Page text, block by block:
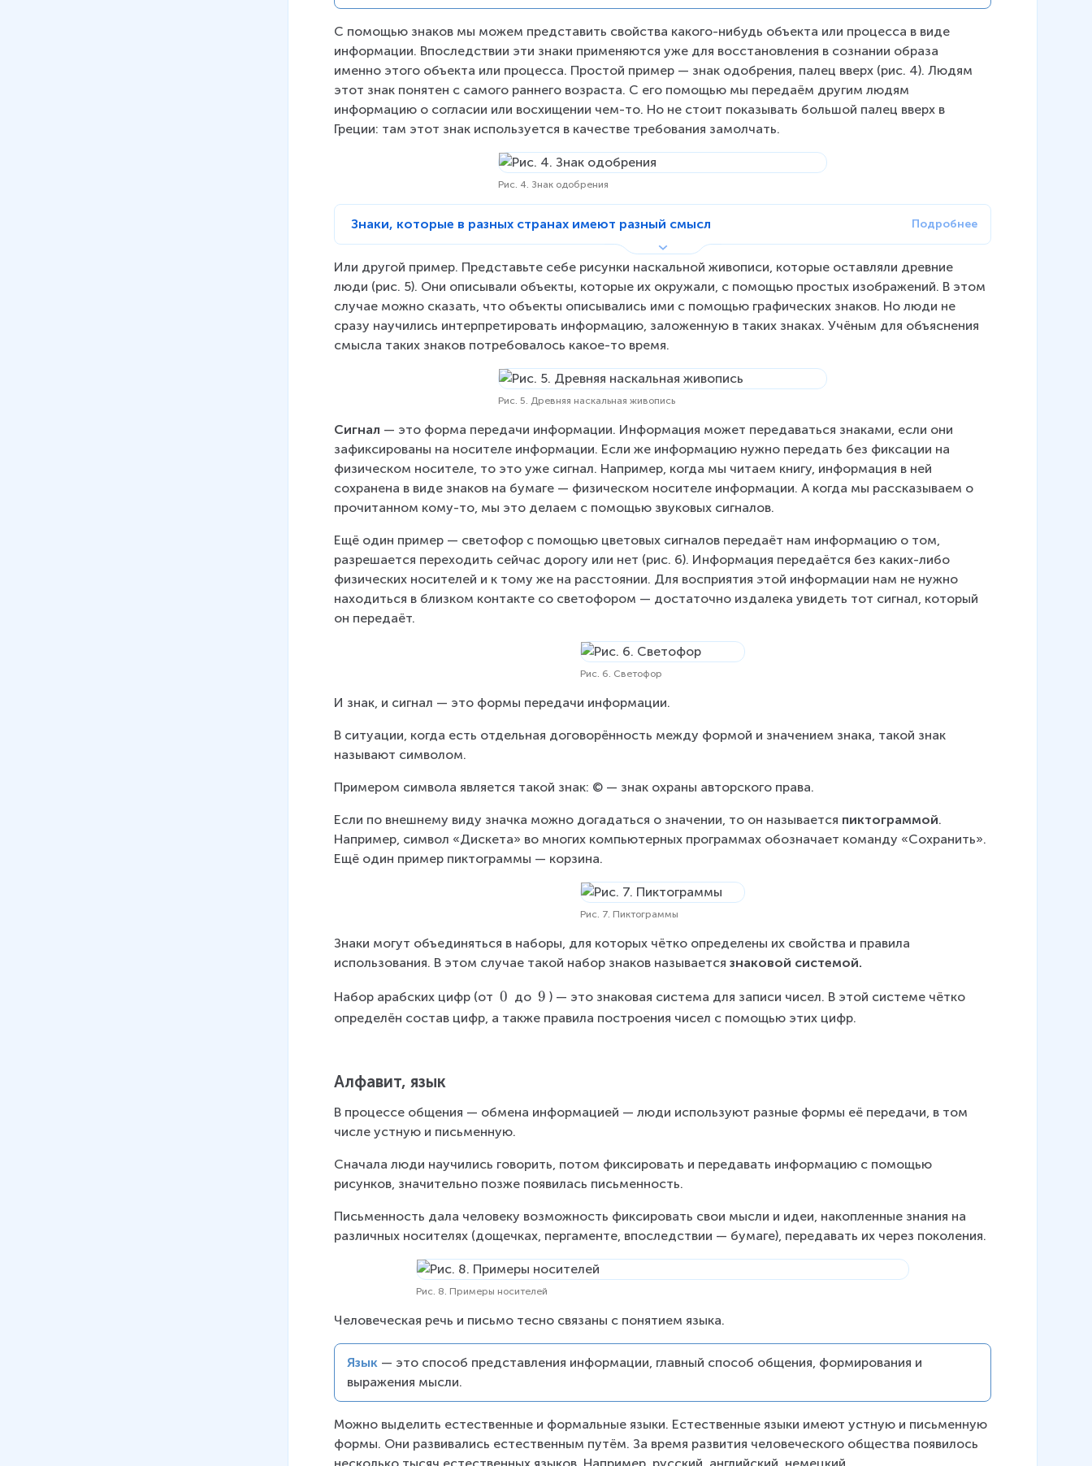
С помощью знаков мы можем представить свойства какого-нибудь объекта или процесса в виде
информации. Впоследствии эти знаки применяются уже для восстановления в сознании образа
именно этого объекта или процесса. Простой пример — знак одобрения, палец вверх (рис. 4). Людям
этот знак понятен с самого раннего возраста. С его помощью мы передаём другим людям
информацию о согласии или восхищении чем-то. Но не стоит показывать большой палец вверх в
Греции: там этот знак используется в качестве требования замолчать.
Рис. 4. Знак одобрения
Знаки, которые в разных странах имеют разный смысл
Или другой пример. Представьте себе рисунки наскальной живописи, которые оставляли древние
люди (рис. 5). Они описывали объекты, которые их окружали, с помощью простых изображений. В этом
случае можно сказать, что объекты описывались ими с помощью графических знаков. Но люди не
сразу научились интерпретировать информацию, заложенную в таких знаках. Учёным для объяснения
смысла таких знаков потребовалось какое-то время.
Рис. 5. Древняя наскальная живопись
Сигнал — это форма передачи информации. Информация может передаваться знаками, если они
зафиксированы на носителе информации. Если же информацию нужно передать без фиксации на
физическом носителе, то это уже сигнал. Например, когда мы читаем книгу, информация в ней
сохранена в виде знаков на бумаге — физическом носителе информации. А когда мы рассказываем о
прочитанном кому-то, мы это делаем с помощью звуковых сигналов.
Ещё один пример — светофор с помощью цветовых сигналов передаёт нам информацию о том,
разрешается переходить сейчас дорогу или нет (рис. 6). Информация передаётся без каких-либо
физических носителей и к тому же на расстоянии. Для восприятия этой информации нам не нужно
находиться в близком контакте со светофором — достаточно издалека увидеть тот сигнал, который
он передаёт.
Рис. 6. Светофор
И знак, и сигнал — это формы передачи информации.
В ситуации, когда есть отдельная договорённость между формой и значением знака, такой знак
называют символом.
Примером символа является такой знак: © — знак охраны авторского права.
Если по внешнему виду значка можно догадаться о значении, то он называется пиктограммой.
Например, символ «Дискета» во многих компьютерных программах обозначает команду «Сохранить».
Ещё один пример пиктограммы — корзина.
Рис. 7. Пиктограммы
Знаки могут объединяться в наборы, для которых чётко определены их свойства и правила
использования. В этом случае такой набор знаков называется знаковой системой.
Набор арабских цифр (от \
\
0 до \
\
9 ) — это знаковая система для записи чисел. В этой системе чётко
определён состав цифр, а также правила построения чисел с помощью этих цифр.
Алфавит, язык
В процессе общения — обмена информацией — люди используют разные формы её передачи, в том
числе устную и письменную.
Сначала люди научились говорить, потом фиксировать и передавать информацию с помощью
рисунков, значительно позже появилась письменность.
Письменность дала человеку возможность фиксировать свои мысли и идеи, накопленные знания на
различных носителях (дощечках, пергаменте, впоследствии — бумаге), передавать их через поколения.
Рис. 8. Примеры носителей
Человеческая речь и письмо тесно связаны с понятием языка.
Язык — это способ представления информации, главный способ общения, формирования и
выражения мысли.
Можно выделить естественные и формальные языки. Естественные языки имеют устную и письменную
формы. Они развивались естественным путём. За время развития человеческого общества появилось